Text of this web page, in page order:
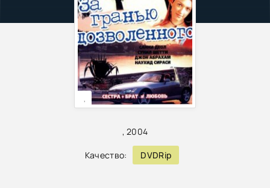
,2004
Качество: DVDRip
,